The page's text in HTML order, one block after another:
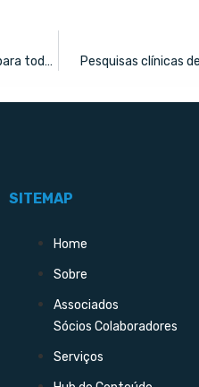
Conexão Farma 2026: um encontro democrático e plural para todos os profissionais do mercado farmacêutico Pesquisas clínicas
SITEMAP
Home
Sobre
Associados
Sócios Colaboradores
Serviços